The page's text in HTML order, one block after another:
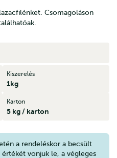
Csomagoláson
Kiszerelés
1kg
Karton
5 kg / karton
a rendeléskor a becsült
vonjuk le, a végleges